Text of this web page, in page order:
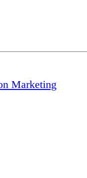
Marketing